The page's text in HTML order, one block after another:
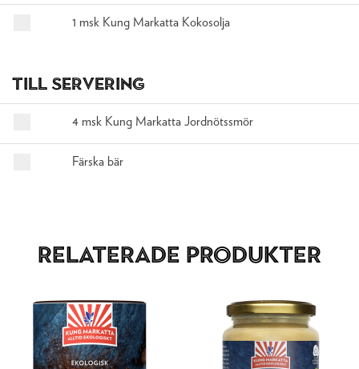
1 msk Kung Markatta Kokosolja
Till servering
4 msk Kung Markatta Jordnötssmör
Färska bär
Relaterade produkter